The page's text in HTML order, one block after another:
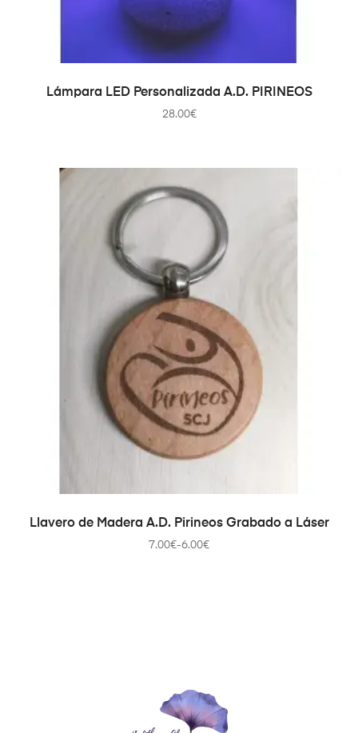
SELECCIONAR OPCIONES
Lámpara LED Personalizada A.D. PIRINEOS
28.00€
SELECCIONAR OPCIONES
Llavero de Madera A.D. Pirineos Grabado a Láser
6.00€
-
7.00€